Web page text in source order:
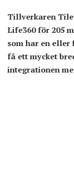
Tillverkaren
Life360 för 205
som har en
få ett mycket
integrationen